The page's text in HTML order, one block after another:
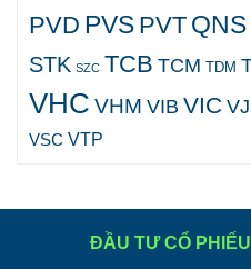
PVD PVS PVT QNS
STK SZC TCB TCM TDM
VHC VHM VIB VIC
VSC VTP
ĐẦU TƯ CỔ